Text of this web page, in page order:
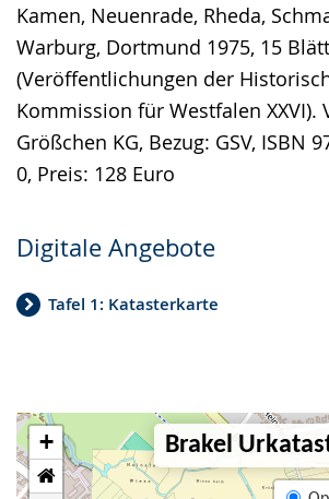
Kamen, Neuenrade, Rheda,
Warburg, Dortmund 1975, 15
(Veröffentlichungen der
Kommission für Westfalen XXVI).
Größchen KG, Bezug: GSV, ISBN
0, Preis: 128 Euro
Digitale Angebote
Tafel 1: Katasterkarte